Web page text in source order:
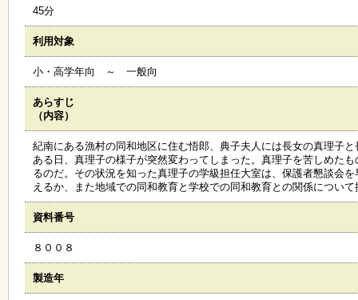
木
覧
ャ
リ
45分
利用対象
小・高学年向 ～ 一般向
あらすじ
（内容）
紀南にある漁村の同和地区に住む悟郎、典子夫人には長女の真理子
ある日、真理子の様子が突然変わってしまった。真理子を苦しめた
るのだ。その状況を知った真理子の学級担任大室は、保護者懇談
えるか、また地域での同和教育と学校での同和教育との関係につい
資料番号
８００８
製造年